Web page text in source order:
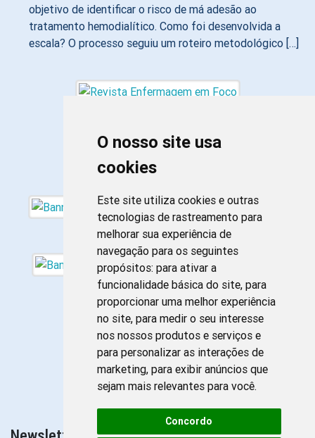
O nosso site usa
cookies
Este site utiliza cookies e outras
tecnologias de rastreamento para
melhorar sua experiência de
navegação para os seguintes
propósitos: para ativar a
funcionalidade básica do site, para
proporcionar uma melhor experiência
no site, para medir o seu interesse
nos nossos produtos e serviços e
para personalizar as interações de
marketing, para exibir anúncios que
sejam mais relevantes para você.
Concordo
objetivo de identificar o risco de má adesão ao
tratamento hemodialítico. Como foi desenvolvida a
escala? O processo seguiu um roteiro metodológico […]